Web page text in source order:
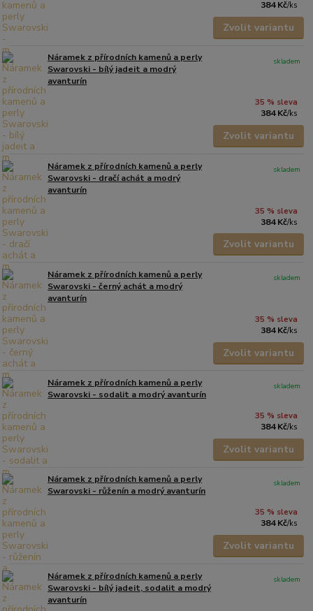
384 Kč/ks
Zvolit variantu
Náramek z přírodních kamenů a perly
Swarovski - bílý jadeit a modrý
avanturín
35 % sleva
384 Kč/ks
skladem
Zvolit variantu
Náramek z přírodních kamenů a perly
Swarovski - dračí achát a modrý
avanturín
35 % sleva
384 Kč/ks
skladem
Zvolit variantu
Náramek z přírodních kamenů a perly
Swarovski - černý achát a modrý
avanturín
35 % sleva
384 Kč/ks
skladem
Zvolit variantu
Náramek z přírodních kamenů a perly
Swarovski - sodalit a modrý avanturín
35 % sleva
384 Kč/ks
skladem
Zvolit variantu
Náramek z přírodních kamenů a perly
Swarovski - růženín a modrý avanturín
35 % sleva
384 Kč/ks
skladem
Zvolit variantu
Náramek z přírodních kamenů a perly
Swarovski - bílý jadeit, sodalit a modrý
avanturín
skladem